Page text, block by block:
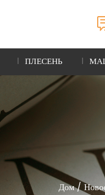
ПЛЕСЕНЬ
Дом/